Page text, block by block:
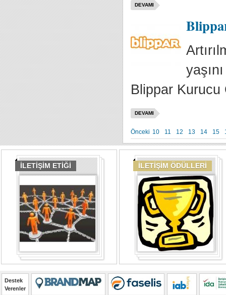
DEVAMI
Blippar
DEVAMI
Önceki 10 11 12 13 14 15
İLETİŞİM ETİĞİ İLETİŞİM ÖDÜLLERİ
Destek
Verenler